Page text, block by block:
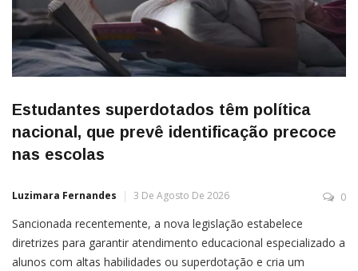
Estudantes superdotados têm política
nacional, que prevê identificação precoce
nas escolas
Luzimara Fernandes 3 De Agosto De 2026 0
Sancionada recentemente, a nova legislação estabelece
diretrizes para garantir atendimento educacional especializado a
alunos com altas habilidades ou superdotação e cria um